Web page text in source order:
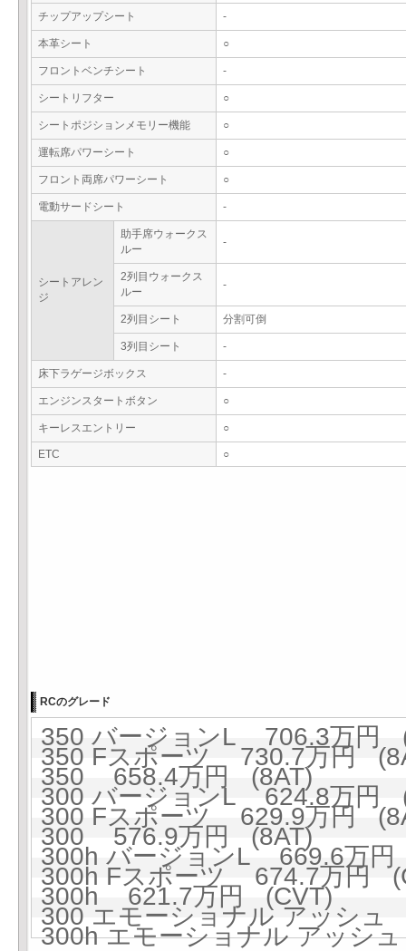
チップアップシート -
本革シート ○
フロントベンチシート -
シートリフター ○
シートポジションメモリー機能 ○
運転席パワーシート ○
フロント両席パワーシート ○
電動サードシート -
シートアレン
ジ
助手席ウォークス
ルー
-
2列目ウォークス
ルー
-
2列目シート 分割可倒
3列目シート -
床下ラゲージボックス -
エンジンスタートボタン ○
キーレスエントリー ○
ETC ○
RCのグレード
350 バージョンL 706.3万円
350 Fスポーツ 730.7万円
350 658.4万円 (8AT)
300 バージョンL 624.8万円
300 Fスポーツ 629.9万円
300 576.9万円 (8AT)
300h バージョンL 669.6万
300h Fスポーツ 674.7万円
300h 621.7万円 (CVT)
300 エモーショナル アッシ
300h エモーショナル アッシ